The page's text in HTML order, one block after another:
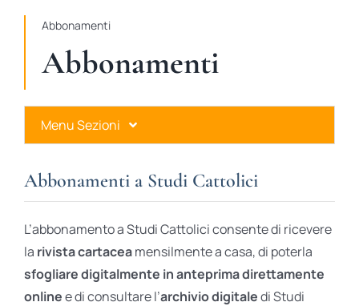
Abbonamenti
Abbonamenti
Menu Sezioni
Ares Gold
Ares Digital
Ares Gift Card
Abbonamenti a Studi Cattolici
L’abbonamento a Studi Cattolici consente di ricevere
la rivista cartaceamensilmente a casa, di poterla
sfogliare digitalmente in anteprima direttamente
onlinee di consultare l’archivio digitaledi Studi